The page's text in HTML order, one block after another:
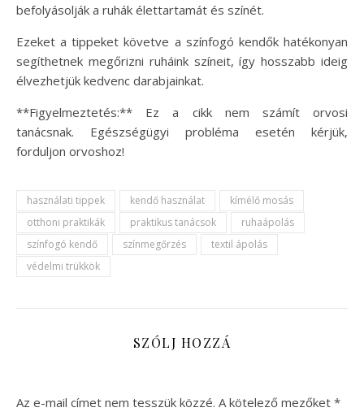
befolyásolják a ruhák élettartamát és színét.
Ezeket a tippeket követve a színfogó kendők hatékonyan
segíthetnek megőrizni ruháink színeit, így hosszabb ideig
élvezhetjük kedvenc darabjainkat.
**Figyelmeztetés:** Ez a cikk nem számít orvosi
tanácsnak. Egészségügyi probléma esetén kérjük,
forduljon orvoshoz!
használati tippek kendő használat
kímélő mosás
otthoni praktikák
praktikus tanácsok
ruhaápolás
színfogó kendő
színmegőrzés
textil ápolás
védelmi trükkök
SZÓLJ HOZZÁ
Az e-mail címet nem tesszük közzé. A kötelező mezőket *